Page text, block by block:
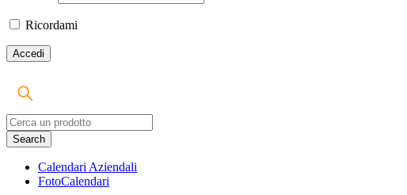
Ricordami
Calendari Aziendali
FotoCalendari